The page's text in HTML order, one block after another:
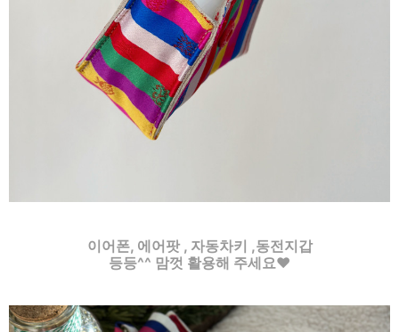
이어폰, 에어팟 , 자동차키 ,동전지갑
등등^^ 맘껏 활용해 주세요♥